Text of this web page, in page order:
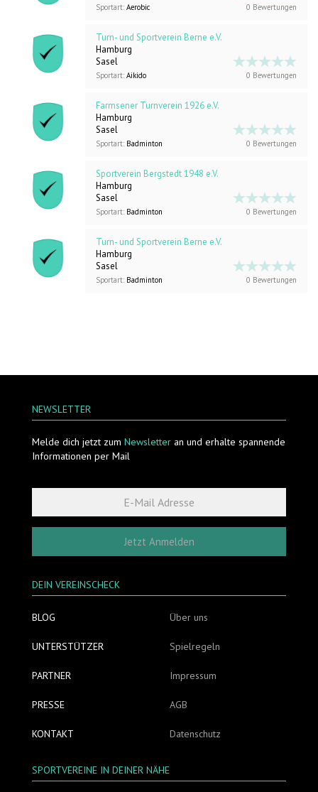
Sportart: Aerobic 0 Bewertungen
Turn- und Sportverein Berne e.V.
Hamburg
Sasel
Sportart: Aikido 0 Bewertungen
Farmsener Turnverein 1926 e.V.
Hamburg
Sasel
Sportart: Badminton 0 Bewertungen
Sportverein Bergstedt 1948 e.V.
Hamburg
Sasel
Sportart: Badminton 0 Bewertungen
Turn- und Sportverein Berne e.V.
Hamburg
Sasel
Sportart: Badminton 0 Bewertungen
NEWSLETTER
Melde dich jetzt zum Newsletter an und erhalte spannende
Informationen per Mail
Jetzt Anmelden
DEIN VEREINSCHECK
BLOG
UNTERSTÜTZER
PARTNER
PRESSE
KONTAKT
Über uns
Spielregeln
Impressum
AGB
Datenschutz
SPORTVEREINE IN DEINER NÄHE